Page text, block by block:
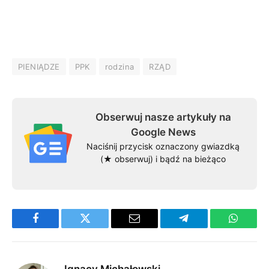
PIENIĄDZE PPK rodzina RZĄD
Obserwuj nasze artykuły na
Google News
Naciśnij przycisk oznaczony gwiazdką
(★ obserwuj) i bądź na bieżąco
Facebook Twitter Email Telegram